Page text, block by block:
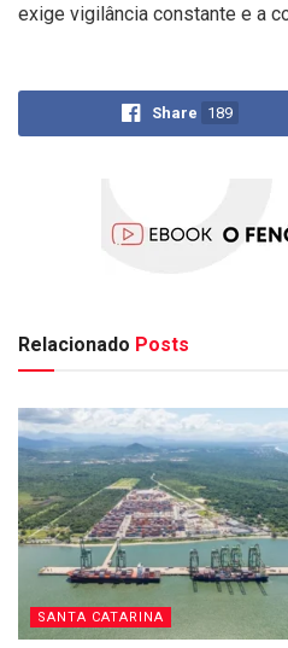
exige vigilância constante e a
Share 189
Relacionado Posts
SANTA CATARINA